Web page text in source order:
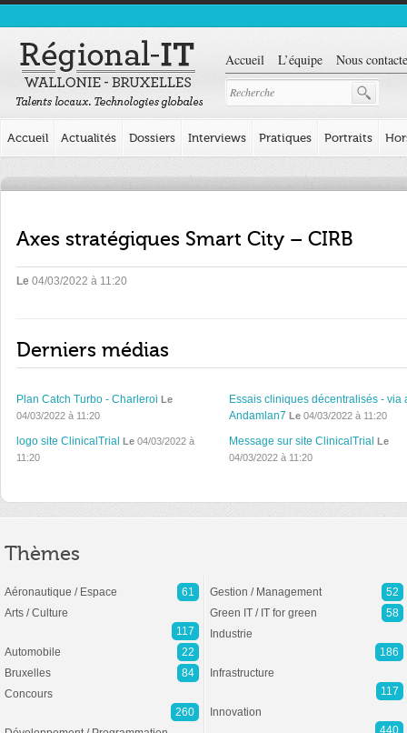
Accueil L’équipe Nous
Accueil Actualités Dossiers Interviews Pratiques Portraits
Axes stratégiques Smart City – CIRB
Le 04/03/2022 à 11:20
Derniers médias
Plan Catch Turbo - Charleroi Le
04/03/2022 à 11:20
Essais cliniques décentralisés - via
Andamlan7 Le04/03/2022 à 11:20
logo site ClinicalTrial Le 04/03/2022 à
11:20
Message sur site ClinicalTrial Le
04/03/2022 à 11:20
Thèmes
Aéronautique / Espace
61
Arts / Culture
117
Automobile
22
Bruxelles
84
Concours
260
Gestion / Management
52
Green IT / IT for green
58
Industrie
186
Infrastructure
117
Innovation
440